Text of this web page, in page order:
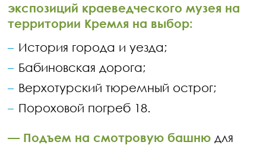
экспозиций краеведческого музея на
территории Кремля на выбор:
История города и уезда;
Бабиновская дорога;
Верхотурский тюремный острог;​
Пороховой погреб 18.
— Подъем на смотровую башню для